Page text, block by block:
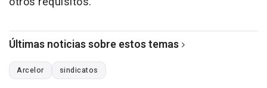
Últimas noticias sobre estos temas
Arcelor sindicatos